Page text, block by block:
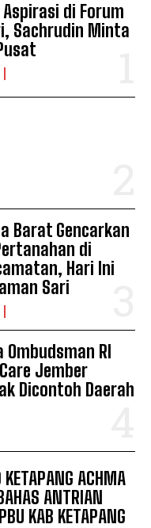
di Forum
Sachrudin Minta
Barat Gencarkan
di
Hari Ini
Sari
RI
Jember
Dicontoh Daerah
KETAPANG ACHMA
ANTRIAN
KAB KETAPANG